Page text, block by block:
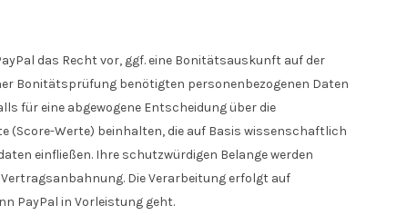
das Recht vor, ggf. eine Bonitätsauskunft auf der
Bonitätsprüfung benötigten personenbezogenen Daten
für eine abgewogene Entscheidung über die
Werte) beinhalten, die auf Basis wissenschaftlich
einfließen. Ihre schutzwürdigen Belange werden
Die Verarbeitung erfolgt auf
PayPal in Vorleistung geht.